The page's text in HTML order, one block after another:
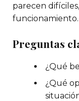
parecen
funcionamiento.
Preguntas
¿Qué
¿Qué